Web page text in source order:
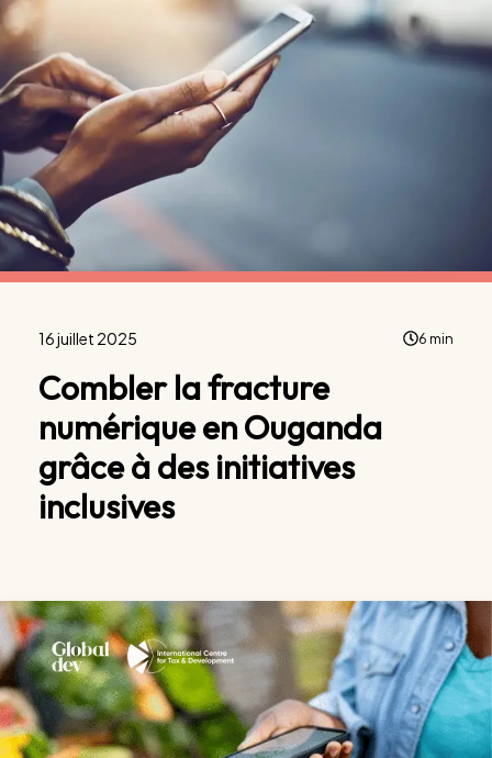
16 juillet 2025 6 min
Combler la fracture
numérique en Ouganda
grâce à des initiatives
inclusives